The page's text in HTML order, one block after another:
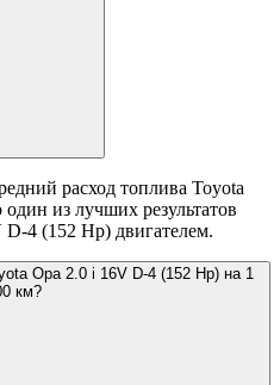
расход топлива Toyota
один из лучших результатов
4 (152 Hp) двигателем.
Opa 2.0 i 16V D-4 (152 Hp) на 1
км?